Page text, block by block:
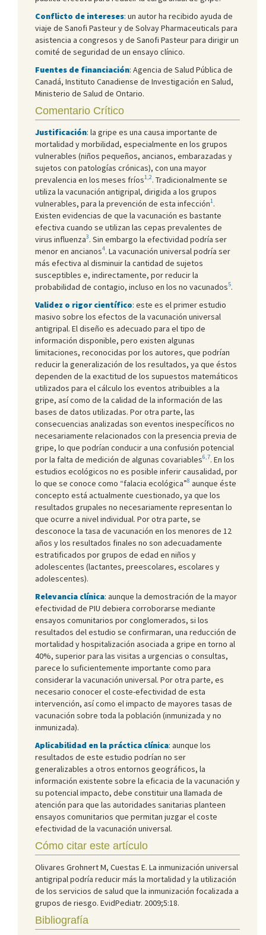
Conflicto de intereses: un autor ha recibido ayuda de
viaje de Sanofi Pasteur y de Solvay Pharmaceuticals para
asistencia a congresos y de Sanofi Pasteur para dirigir un
comité de seguridad de un ensayo clínico.
Fuentes de financiación: Agencia de Salud Pública de
Canadá, Instituto Canadiense de Investigación en Salud,
Ministerio de Salud de Ontario.
Comentario Crítico
Justificación: la gripe es una causa importante de
mortalidad y morbilidad, especialmente en los grupos
vulnerables (niños pequeños, ancianos, embarazadas y
sujetos con patologías crónicas), con una mayor
prevalencia en los meses fríos1,2. Tradicionalmente se
utiliza la vacunación antigripal, dirigida a los grupos
vulnerables, para la prevención de esta infección1.
Existen evidencias de que la vacunación es bastante
efectiva cuando se utilizan las cepas prevalentes de
virus influenza3. Sin embargo la efectividad podría ser
menor en ancianos4. La vacunación universal podría ser
más efectiva al disminuir la cantidad de sujetos
susceptibles e, indirectamente, por reducir la
probabilidad de contagio, incluso en los no vacunados5.
Validez o rigor científico: este es el primer estudio
masivo sobre los efectos de la vacunación universal
antigripal. El diseño es adecuado para el tipo de
información disponible, pero existen algunas
limitaciones, reconocidas por los autores, que podrían
reducir la generalización de los resultados, ya que éstos
dependen de la exactitud de los supuestos matemáticos
utilizados para el cálculo los eventos atribuibles a la
gripe, así como de la calidad de la información de las
bases de datos utilizadas. Por otra parte, las
consecuencias analizadas son eventos inespecíficos no
necesariamente relacionados con la presencia previa de
gripe, lo que podrían conducir a una confusión potencial
por la falta de medición de algunas covariables6,7. En los
estudios ecológicos no es posible inferir causalidad, por
lo que se conoce como “falacia ecológica”8 aunque éste
concepto está actualmente cuestionado, ya que los
resultados grupales no necesariamente representan lo
que ocurre a nivel individual. Por otra parte, se
desconoce la tasa de vacunación en los menores de 12
años y los resultados finales no son adecuadamente
estratificados por grupos de edad en niños y
adolescentes (lactantes, preescolares, escolares y
adolescentes).
Relevancia clínica: aunque la demostración de la mayor
efectividad de PIU debiera corroborarse mediante
ensayos comunitarios por conglomerados, si los
resultados del estudio se confirmaran, una reducción de
mortalidad y hospitalización asociada a gripe en torno al
40%, superior para las visitas a urgencias o consultas,
parece lo suficientemente importante como para
considerar la vacunación universal. Por otra parte, es
necesario conocer el coste-efectividad de esta
intervención, así como el impacto de mayores tasas de
vacunación sobre toda la población (inmunizada y no
inmunizada).
Aplicabilidad en la práctica clínica: aunque los
resultados de este estudio podrían no ser
generalizables a otros entornos geográficos, la
información existente sobre la eficacia de la vacunación y
su potencial impacto, debe constituir una llamada de
atención para que las autoridades sanitarias planteen
ensayos comunitarios que permitan juzgar el coste
efectividad de la vacunación universal.
Cómo citar este artículo
Olivares Grohnert M, Cuestas E. La inmunización universal
antigripal podría reducir más la mortalidad y la utilización
de los servicios de salud que la inmunización focalizada a
grupos de riesgo. EvidPediatr. 2009;5:18.
Bibliografía